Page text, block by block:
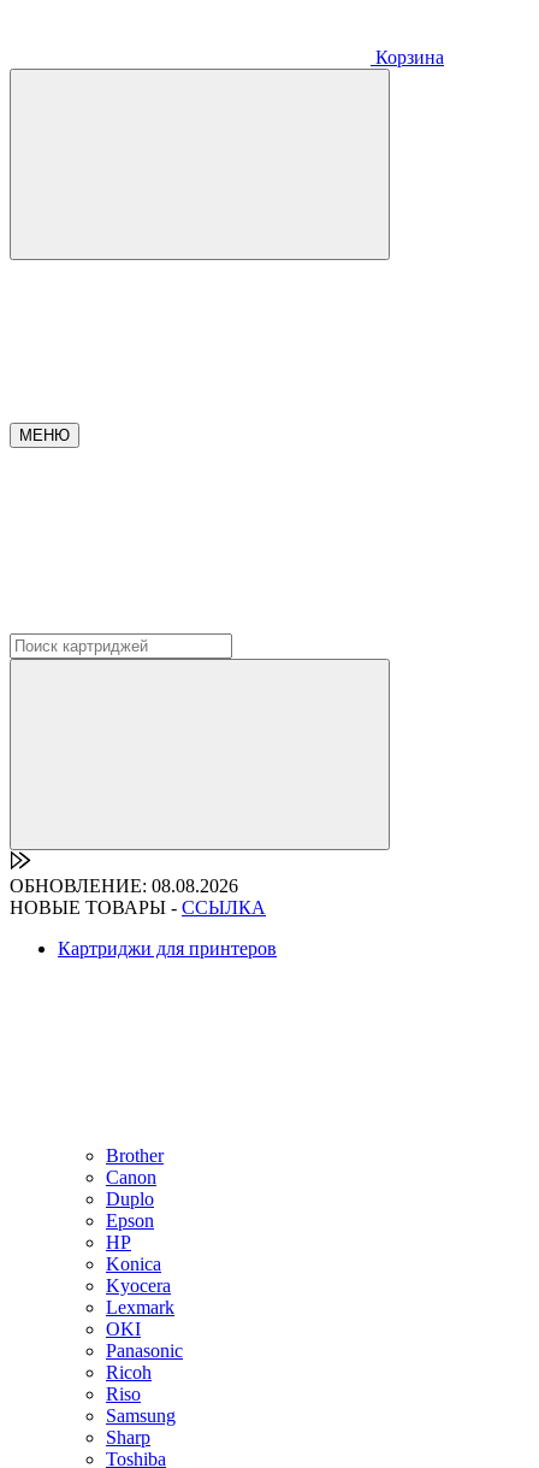
Корзина
МЕНЮ
ОБНОВЛЕНИЕ: 08.08.2026
НОВЫЕ ТОВАРЫ - ССЫЛКА
Картриджи для принтеров
Brother
Canon
Duplo
Epson
HP
Konica
Kyocera
Lexmark
OKI
Panasonic
Ricoh
Riso
Samsung
Sharp
Toshiba